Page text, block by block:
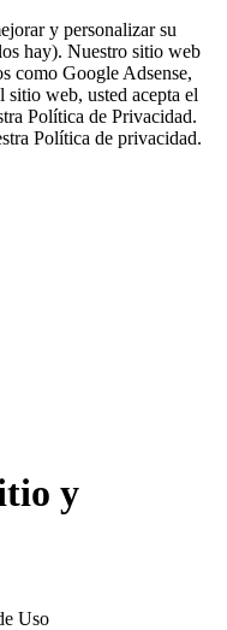
y personalizar su
hay). Nuestro sitio web
como Google Adsense,
web, usted acepta el
Política de Privacidad.
Política de privacidad.
y
Uso